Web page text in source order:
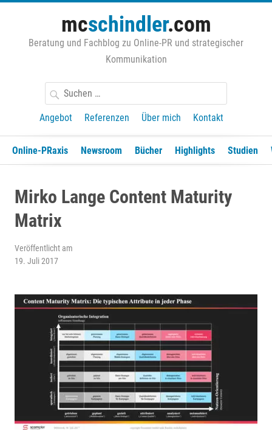
springen
mcschindler.com
Beratung und Fachblog zu Online-PR und strategischer
Kommunikation
Suchen
nach:
Angebot
Referenzen Über mich Kontakt
Online-PRaxis Newsroom Bücher Highlights Studien
Mirko Lange Content Maturity
Matrix
Veröffentlicht am
19. Juli 2017